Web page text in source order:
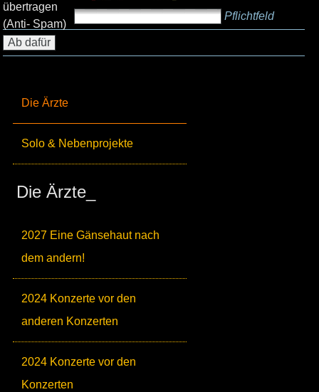
Die Ärzte
Solo & Nebenprojekte
Die Ärzte_
2027 Eine Gänsehaut nach
dem andern!
2024 Konzerte vor den
anderen Konzerten
2024 Konzerte vor den
Konzerten
übertragen
(Anti- Spam)
Pflichtfeld